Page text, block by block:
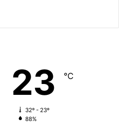
23 ℃
32º - 23º
88%